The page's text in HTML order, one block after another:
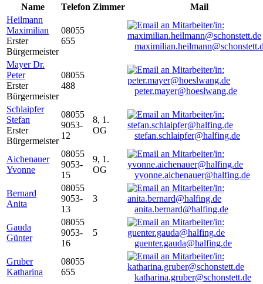
Name
Telefon Zimmer
Mail
Heilmann
Maximilian
Erster
Bürgermeister
08055
655
Mayer Dr.
Peter
Erster
Bürgermeister
08055
488
peter.mayer@hoeslwang.de
Schlaipfer
Stefan
Erster
Bürgermeister
08055
9053-
12
8, 1.
OG
stefan.schlaipfer@halfing.de
Aichenauer
Yvonne
08055
9053-
15
9, 1.
OG
yvonne.aichenauer@halfing.de
Bernard
Anita
08055
9053-
13
3
anita.bernard@halfing.de
Gauda
Günter
08055
9053-
16
5
guenter.gauda@halfing.de
Gruber
Katharina
08055
655
katharina.gruber@schonstett.de